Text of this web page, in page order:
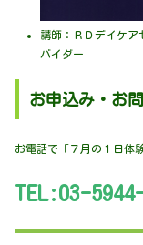
講師：ＲＤデイケ
バイダー
お申込み・お
お電話で「７月の１日体
TEL:03-